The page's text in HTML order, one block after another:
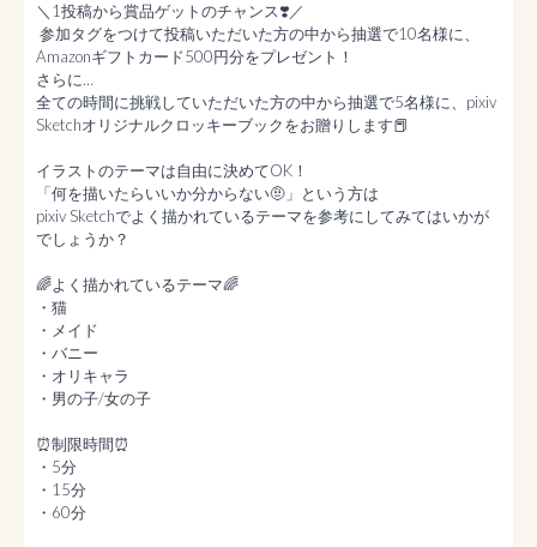
＼1投稿から賞品ゲットのチャンス❣️／
Amazonギフトカード500円分をプレゼント！
さらに…
全ての時間に挑戦していただいた方の中から抽選で5名様に、pixiv
Sketchオリジナルクロッキーブックをお贈りします📕
イラストのテーマは自由に決めてOK！
「何を描いたらいいか分からない🤨」という方は
pixiv Sketchでよく描かれているテーマを参考にしてみてはいかが
でしょうか？
🌈よく描かれているテーマ🌈
・猫
・メイド
・バニー
・オリキャラ
・男の子/女の子
⏰制限時間⏰
・5分
・15分
・60分